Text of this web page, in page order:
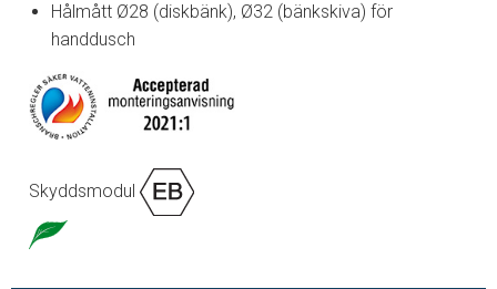
Hålmått Ø28 (diskbänk), Ø32 (bänkskiva) för
handdusch
Skyddsmodul